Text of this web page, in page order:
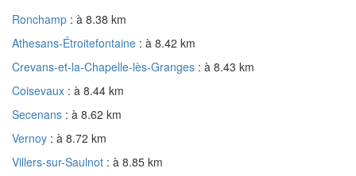
Ronchamp : à 8.38 km
Athesans-Étroitefontaine : à 8.42 km
Crevans-et-la-Chapelle-lès-Granges : à 8.43 km
Coisevaux : à 8.44 km
Secenans : à 8.62 km
Vernoy : à 8.72 km
Villers-sur-Saulnot : à 8.85 km